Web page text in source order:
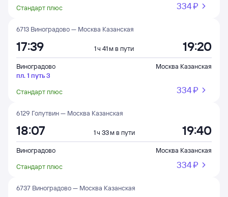
Стандарт плюс
334 ⁠₽
6713 Виноградово — Москва Казанская
17:39 1 ч 41 м в пути 19:20
Виноградово
пл. 1 путь 3
Москва Казанская
Стандарт плюс 334 ⁠₽
6129 Голутвин — Москва Казанская
18:07 1 ч 33 м в пути 19:40
Виноградово
Москва Казанская
Стандарт плюс
334 ⁠₽
6737 Виноградово — Москва Казанская